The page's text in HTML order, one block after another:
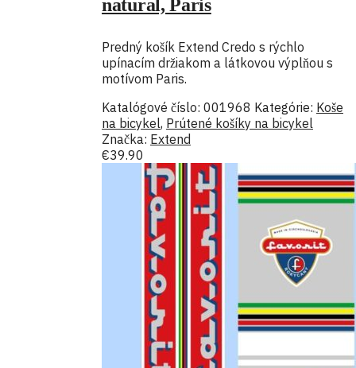
natural, Paris
Predný košík Extend Credo s rýchlo
upínacím držiakom a látkovou výplňou s
motívom Paris.
Katalógové číslo: 001968 Kategórie: Koše
na bicykel, Prútené košíky na bicykel
Značka: Extend
€39.90